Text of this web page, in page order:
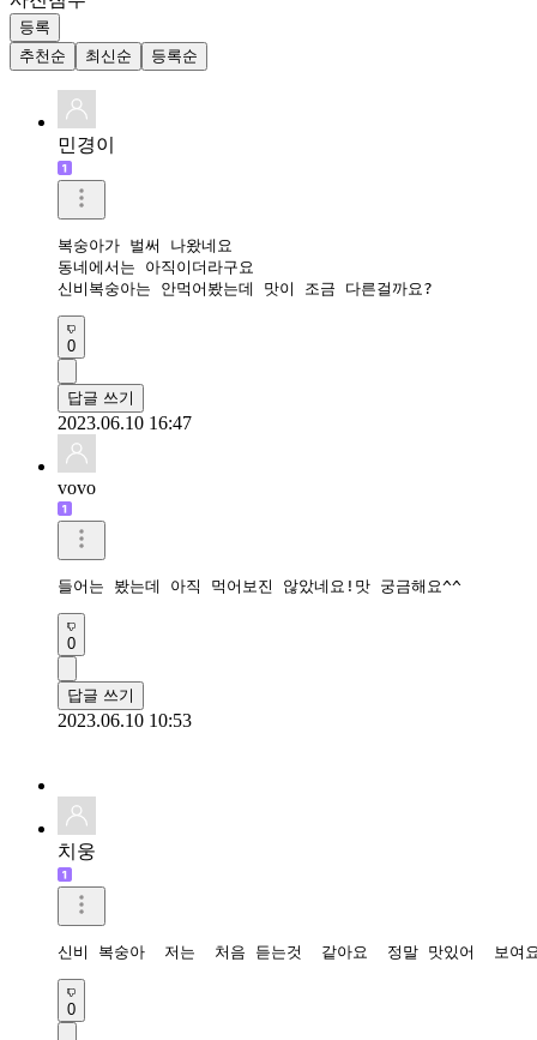
등록
추천순
최신순 등록순
민경이
복숭아가 벌써 나왔네요
동네에서는 아직이더라구요
신비복숭아는 안먹어봤는데 맛이 조금 다른걸까요?
0
답글 쓰기
2023.06.10 16:47
vovo
들어는 봤는데 아직 먹어보진 않았네요!맛 궁금해요^^
0
답글 쓰기
2023.06.10 10:53
치웅
신비 복숭아  저는  처음 듣는것  같아요  정말 맛있어  보여
0